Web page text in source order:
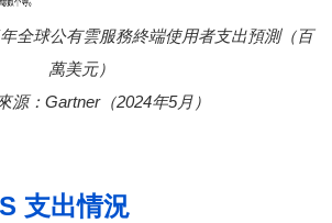
全球公有雲服務終端使用者支出預測（百
萬美元）
源：Gartner（2024年5月）
支出情況